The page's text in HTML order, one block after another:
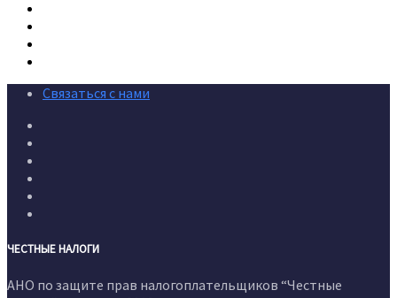
Связаться с нами
ЧЕСТНЫЕ НАЛОГИ
АНО по защите прав налогоплательщиков “Честные